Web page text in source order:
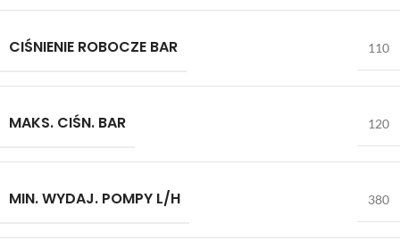
CIŚNIENIE ROBOCZE BAR 110
MAKS. CIŚN. BAR 120
MIN. WYDAJ. POMPY L/H 380